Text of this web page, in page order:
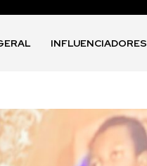
INFLUENCIADORES